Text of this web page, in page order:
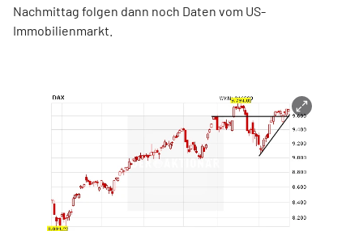
Nachmittag folgen dann noch Daten vom US-
Immobilienmarkt.